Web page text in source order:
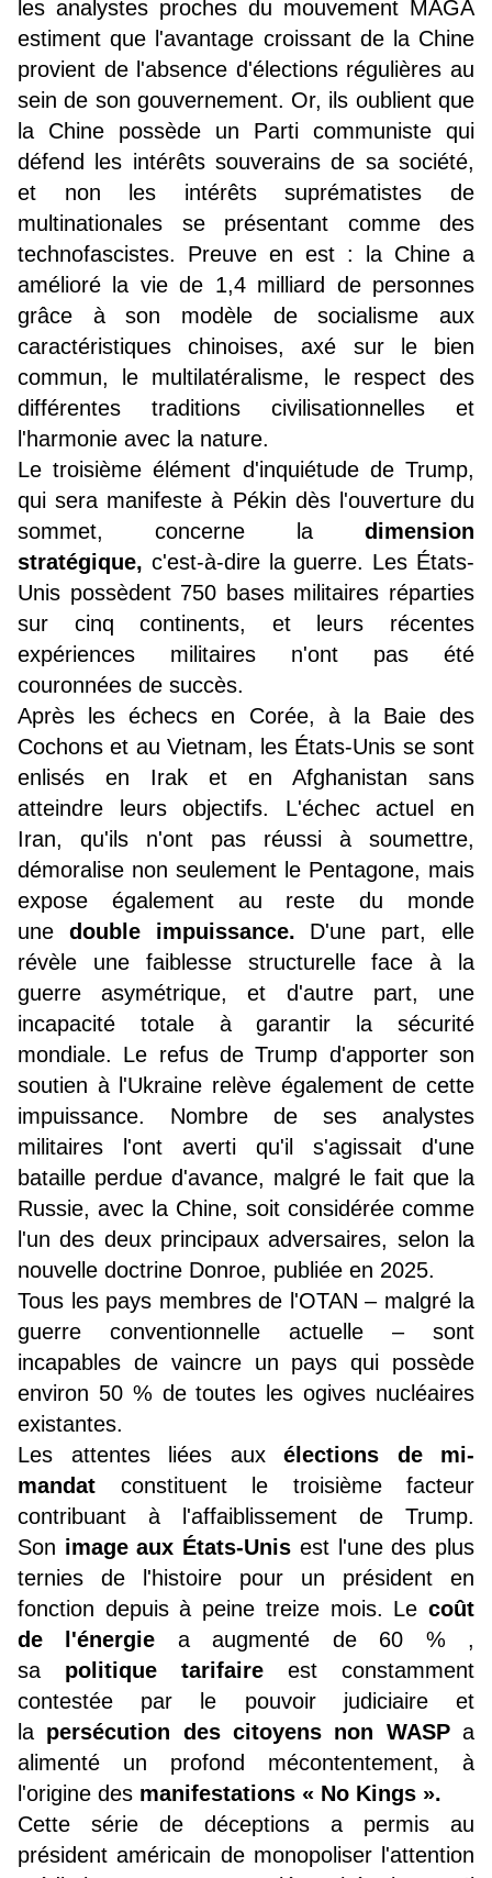
les analystes proches du mouvement MAGA
estiment que l'avantage croissant de la Chine
provient de l'absence d'élections régulières au
sein de son gouvernement. Or, ils oublient que
la Chine possède un Parti communiste qui
défend les intérêts souverains de sa société,
et non les intérêts suprématistes de
multinationales se présentant comme des
technofascistes. Preuve en est : la Chine a
amélioré la vie de 1,4 milliard de personnes
grâce à son modèle de socialisme aux
caractéristiques chinoises, axé sur le bien
commun, le multilatéralisme, le respect des
différentes traditions civilisationnelles et
l'harmonie avec la nature.
Le troisième élément d'inquiétude de Trump,
qui sera manifeste à Pékin dès l'ouverture du
sommet, concerne la dimension
stratégique, c'est-à-dire la guerre. Les États-
Unis possèdent 750 bases militaires réparties
sur cinq continents, et leurs récentes
expériences militaires n'ont pas été
couronnées de succès.
Après les échecs en Corée, à la Baie des
Cochons et au Vietnam, les États-Unis se sont
enlisés en Irak et en Afghanistan sans
atteindre leurs objectifs. L'échec actuel en
Iran, qu'ils n'ont pas réussi à soumettre,
démoralise non seulement le Pentagone, mais
expose également au reste du monde
une double impuissance. D'une part, elle
révèle une faiblesse structurelle face à la
guerre asymétrique, et d'autre part, une
incapacité totale à garantir la sécurité
mondiale. Le refus de Trump d'apporter son
soutien à l'Ukraine relève également de cette
impuissance. Nombre de ses analystes
militaires l'ont averti qu'il s'agissait d'une
bataille perdue d'avance, malgré le fait que la
Russie, avec la Chine, soit considérée comme
l'un des deux principaux adversaires, selon la
nouvelle doctrine Donroe, publiée en 2025.
Tous les pays membres de l'OTAN – malgré la
guerre conventionnelle actuelle – sont
incapables de vaincre un pays qui possède
environ 50 % de toutes les ogives nucléaires
existantes.
Les attentes liées aux élections de mi-
mandat constituent le troisième facteur
contribuant à l'affaiblissement de Trump.
Son image aux États-Unis est l'une des plus
ternies de l'histoire pour un président en
fonction depuis à peine treize mois. Le coût
de l'énergie a augmenté de 60 % ,
sa politique tarifaire est constamment
contestée par le pouvoir judiciaire et
la persécution des citoyens non WASPa
alimenté un profond mécontentement, à
l'origine des manifestations « No Kings ».
Cette série de déceptions a permis au
président américain de monopoliser l'attention